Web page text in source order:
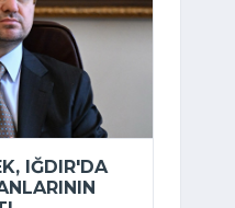
IĞDIR'DA